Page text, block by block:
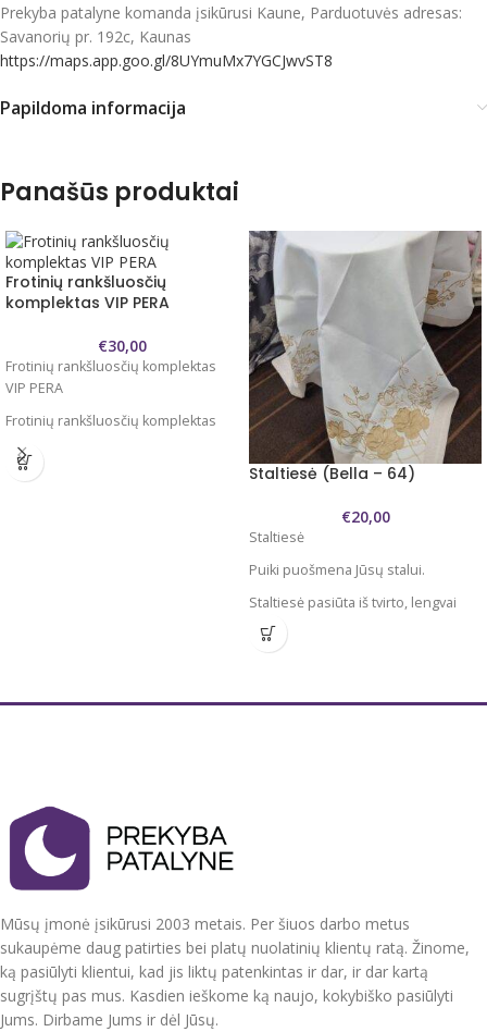
Prekyba patalyne komanda įsikūrusi Kaune, Parduotuvės adresas:
Savanorių pr. 192c, Kaunas
https://maps.app.goo.gl/8UYmuMx7YGCJwvST8
Papildoma informacija
Panašūs produktai
Frotinių rankšluosčių
komplektas VIP PERA
€30,00
Frotinių rankšluosčių komplektas
VIP PERA
Frotinių rankšluosčių komplektas
Komplektą sudaro 2 skirtingų dydžių
rankšluosčiai
Kad ilgą laiką išliktų minkšti ir švelnūs
Pagaminta Turkijoje
Staltiesė (Bella – 64)
€20,00
Staltiesė
Puiki puošmena Jūsų stalui.
Staltiesė pasiūta iš tvirto, lengvai
prižiūrimo audinio. 100 %
poliesteris
110x160 cm ir 40x160 cm
Mūsų įmonė įsikūrusi 2003 metais. Per šiuos darbo metus
sukaupėme daug patirties bei platų nuolatinių klientų ratą. Žinome,
ką pasiūlyti klientui, kad jis liktų patenkintas ir dar, ir dar kartą
sugrįštų pas mus. Kasdien ieškome ką naujo, kokybiško pasiūlyti
Jums. Dirbame Jums ir dėl Jūsų.